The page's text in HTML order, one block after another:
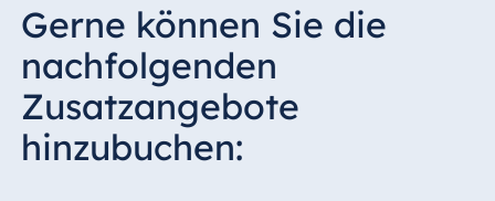
Gerne können Sie die
nachfolgenden
Zusatzangebote
hinzubuchen: